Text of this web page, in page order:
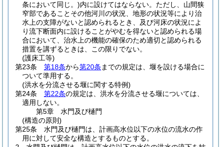
条において同じ。)内に設けてはならない。 ただし、山間狭
窄部であることその他河川の状況、地形の状況等により治
水上の支障がないと認められるとき、及び河床の状況によ
り流下断面内に設けることがやむを得ないと認められる場
合において、治水上の機能の確保のため適切と認められる
措置を講ずるときは、この限りでない。
(護床工等)
第23条
第18条から第20条 までの規定は、堰を設ける場合に
ついて準用する。
(洪水を分流させる堰に関する特例)
第24条
第22条の規定は、洪水を分流させる堰については、
適用しない。
第5章
水門及び樋門
(構造の原則)
第25条
水門及び樋門は、計画高水位以下の水位の流水の作
用に対して安全な構造とするものとする。